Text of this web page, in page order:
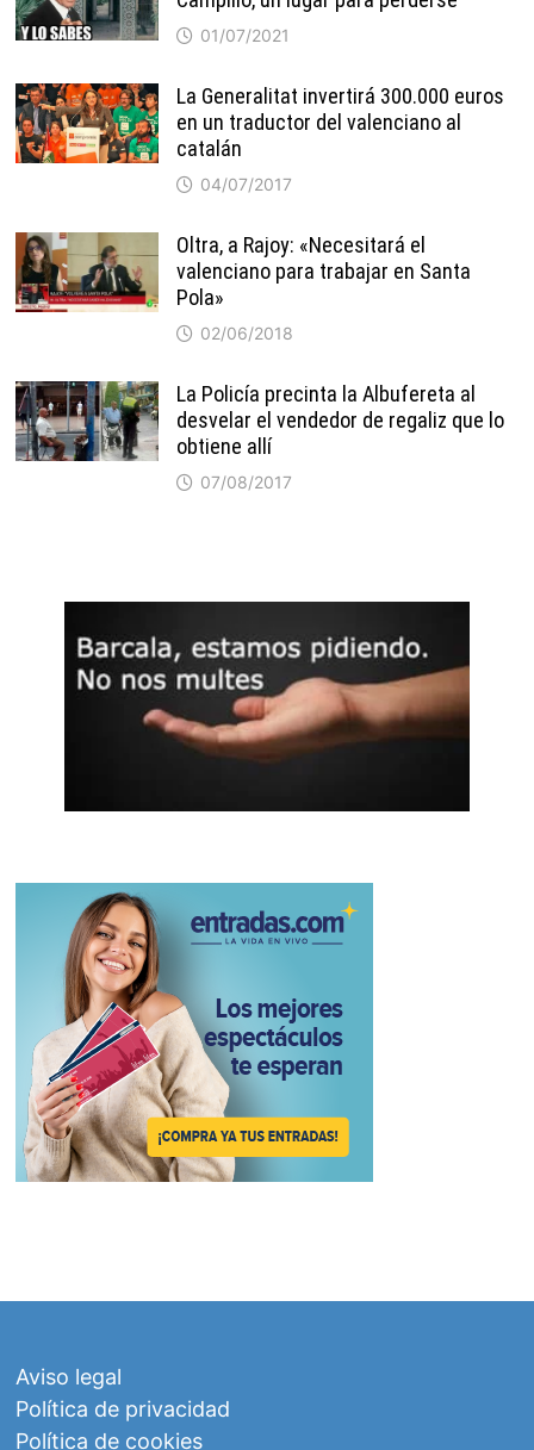
01/07/2021
La Generalitat invertirá 300.000 euros
en un traductor del valenciano al
catalán
04/07/2017
Oltra, a Rajoy: «Necesitará el
valenciano para trabajar en Santa
Pola»
02/06/2018
La Policía precinta la Albufereta al
desvelar el vendedor de regaliz que lo
obtiene allí
07/08/2017
Aviso legal
Política de privacidad
Política de cookies